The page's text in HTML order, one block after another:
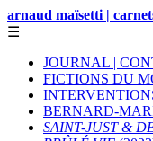
arnaud maïsetti |
☰
JOURNAL |
FICTIONS DU
BERNARD-
SAINT-JUST &